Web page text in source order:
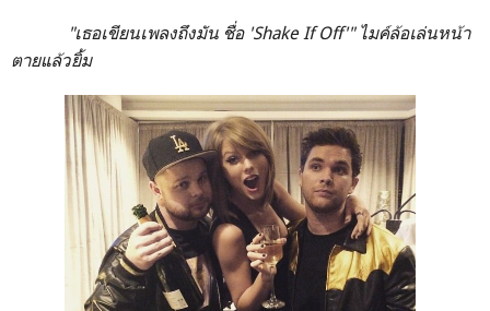
"เธอเขียนเพลงถึงมัน ชื่อ 'Shake If Off'" ไมค์ล้อเล่นหน้า
ตายแล้วยิ้ม